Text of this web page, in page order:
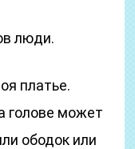
люди.
платье.
голове может
ободок или